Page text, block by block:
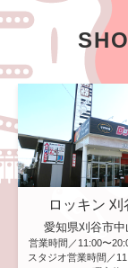
ロッキン 刈
愛知県刈谷市中
営業時間／11:00〜
スタジオ営業時間／